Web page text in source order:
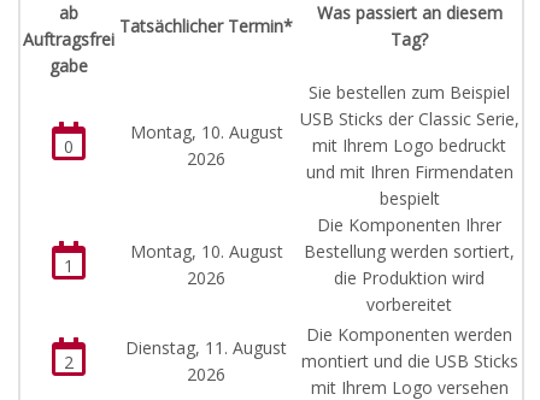
ab
Auftragsfrei
gabe
Tatsächlicher Termin*
Was passiert an diesem
Tag?
0
Montag, 10. August
2026
Sie bestellen zum Beispiel
USB Sticks der Classic Serie,
mit Ihrem Logo bedruckt
und mit Ihren Firmendaten
bespielt
1
Montag, 10. August
2026
Die Komponenten Ihrer
Bestellung werden sortiert,
die Produktion wird
vorbereitet
2
Dienstag, 11. August
2026
Die Komponenten werden
montiert und die USB Sticks
mit Ihrem Logo versehen